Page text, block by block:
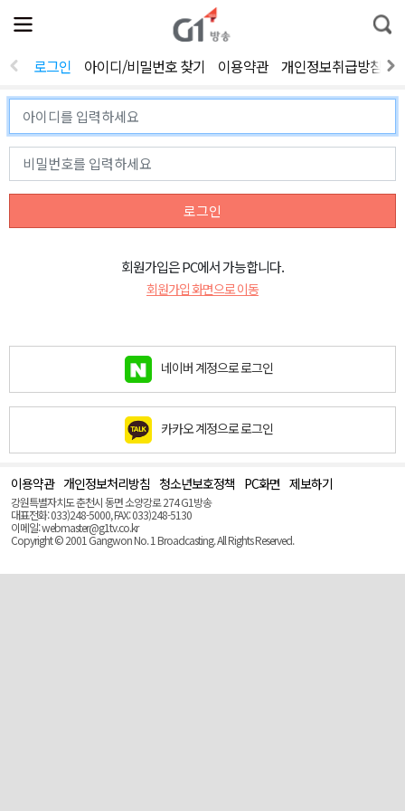
전
체
뉴
열
통
합
색
로그인 아이디/비밀번호 찾기 이용약관 개인정보취급방침
로그인
회원가입은 PC에서 가능합니다.
회원가입 화면으로 이동
네이버 계정으로 로그인
카카오 계정으로 로그인
이용약관 개인정보처리방침 청소년보호정책 PC화면 제보하기
강원특별자치도 춘천시 동면 소양강로 274 G1방송
대표전화: 033)248-5000, FAX: 033)248-5130
이메일: webmaster@g1tv.co.kr
Copyright © 2001 Gangwon No. 1 Broadcasting. All Rights Reserved.